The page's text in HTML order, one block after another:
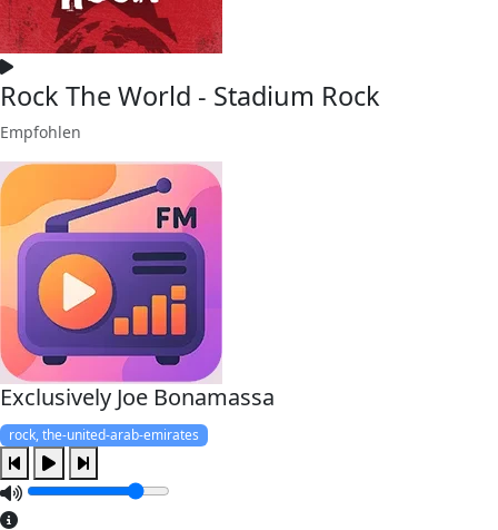
Rock The World - Stadium Rock
Empfohlen
Exclusively Joe Bonamassa
rock, the-united-arab-emirates